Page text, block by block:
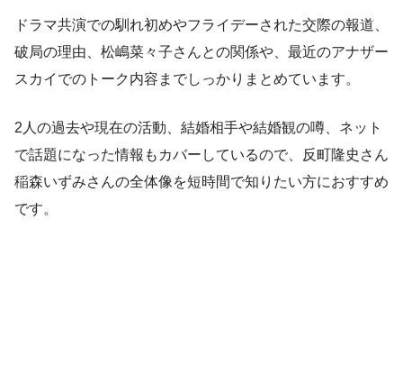
ドラマ共演での馴れ初めやフライデーされた交際の報道、
破局の理由、松嶋菜々子さんとの関係や、最近のアナザー
スカイでのトーク内容までしっかりまとめています。
2人の過去や現在の活動、結婚相手や結婚観の噂、ネット
で話題になった情報もカバーしているので、反町隆史さん
稲森いずみさんの全体像を短時間で知りたい方におすすめ
です。